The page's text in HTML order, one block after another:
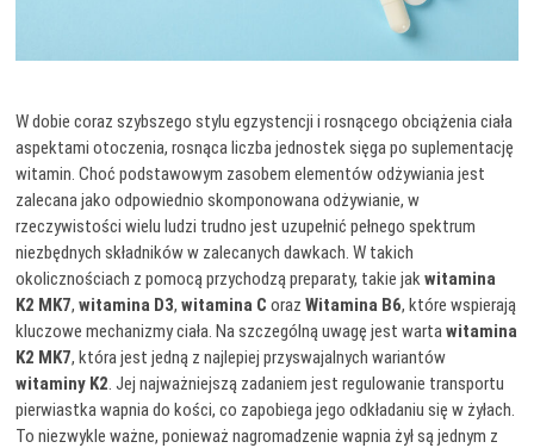
W dobie coraz szybszego stylu egzystencji i rosnącego obciążenia ciała
aspektami otoczenia, rosnąca liczba jednostek sięga po suplementację
witamin. Choć podstawowym zasobem elementów odżywiania jest
zalecana jako odpowiednio skomponowana odżywianie, w
rzeczywistości wielu ludzi trudno jest uzupełnić pełnego spektrum
niezbędnych składników w zalecanych dawkach. W takich
okolicznościach z pomocą przychodzą preparaty, takie jakwitamina
K2 MK7,witamina D3,witamina C orazWitamina B6, które wspierają
kluczowe mechanizmy ciała. Na szczególną uwagę jest wartawitamina
K2 MK7, która jest jedną z najlepiej przyswajalnych wariantów
witaminy K2. Jej najważniejszą zadaniem jest regulowanie transportu
pierwiastka wapnia do kości, co zapobiega jego odkładaniu się w żyłach.
To niezwykle ważne, ponieważ nagromadzenie wapnia żył są jednym z